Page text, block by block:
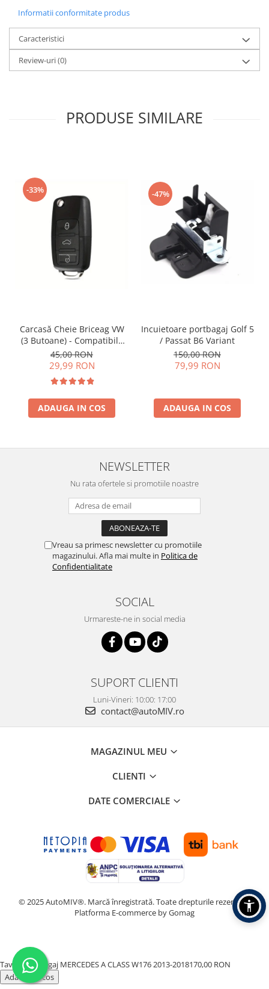
Informatii conformitate produs
Caracteristici
Review-uri(0)
PRODUSE SIMILARE
-33%
Carcasă Cheie Briceag VW
(3 Butoane) - Compatibilă
Golf 5, Jetta, Touran etc
45,00 RON
29,99 RON
ADAUGA IN COS
-47%
Incuietoare portbagaj Golf 5
/ Passat B6 Variant
150,00 RON
79,99 RON
ADAUGA IN COS
NEWSLETTER
Nu rata ofertele si promotiile noastre
Vreau sa primesc newsletter cu promotiile
magazinului. Afla mai multe in Politica de
Confidentialitate
SOCIAL
Urmareste-ne in social media
SUPORT CLIENTI
Luni-Vineri: 10:00: 17:00
contact@autoMIV.ro
MAGAZINUL MEU
CLIENTI
DATE COMERCIALE
© 2025 AutoMIV®. Marcă înregistrată. Toate drepturile rezervate.
Platforma E-commerce by Gomag
Tavita Portbagaj MERCEDES A CLASS W176 2013-2018170,00 RON
Adauga in cos